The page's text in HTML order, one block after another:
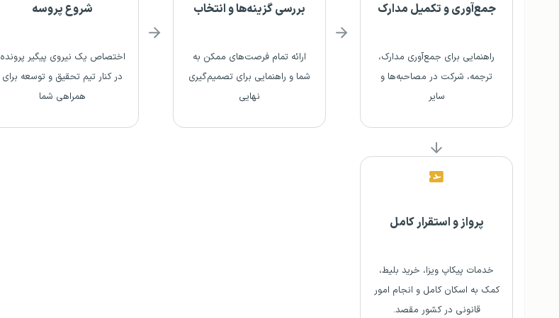
شروع پروسه
اختصاص یک نیروی پیگیر پرونده
در کنار تیم تحقیق و توسعه برای
همراهی شما
بررسی گزینه‌ها و انتخاب
ارائه تمام فرصت‌های ممکن به
شما و راهنمایی برای تصمیم‌گیری
نهایی
جمع‌آوری و تکمیل مدارک
راهنمایی برای جمع‌آوری مدارک،
ترجمه، شرکت در مصاحبه‌ها و
سایر
پرواز و استقرار کامل
خدمات پیکاپ ویزا، خرید بلیط،
کمک به اسکان کامل و انجام امور
قانونی در کشور مقصد.